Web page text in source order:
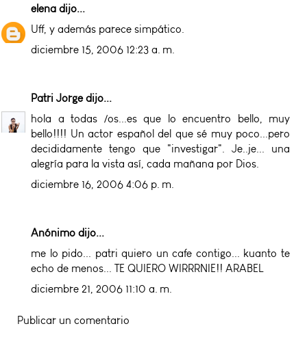
elena dijo...
Uff, y además parece simpático.
diciembre 15, 2006 12:23 a. m.
Patri Jorgedijo...
hola a todas /os...es que lo encuentro bello, muy
bello!!!! Un actor español del que sé muy poco...pero
decididamente tengo que "investigar". Je..je... una
alegría para la vista así, cada mañana por Dios.
diciembre 16, 2006 4:06 p. m.
Anónimo dijo...
me lo pido... patri quiero un cafe contigo... kuanto te
echo de menos... TE QUIERO WIRRRNIE!! ARABEL
diciembre 21, 2006 11:10 a. m.
Publicar un comentario